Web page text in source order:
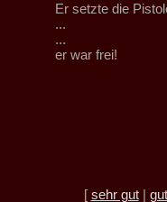
Er setzte die
...
...
er war frei!
[ sehr gut| gut